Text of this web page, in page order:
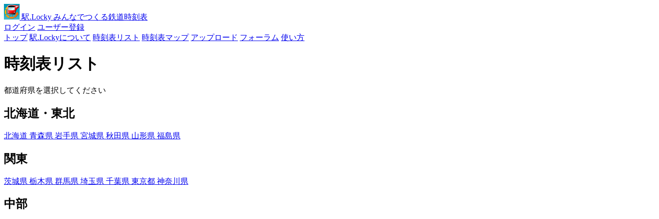
駅.Locky みんなでつくる鉄道時刻表
ログイン ユーザー登録
トップ 駅.Lockyについて 時刻表リスト 時刻表マップ アップロード フォーラム 使い方
時刻表リスト
都道府県を選択してください
北海道・東北
北海道 青森県 岩手県 宮城県 秋田県 山形県 福島県
関東
茨城県 栃木県 群馬県 埼玉県 千葉県 東京都 神奈川県
中部